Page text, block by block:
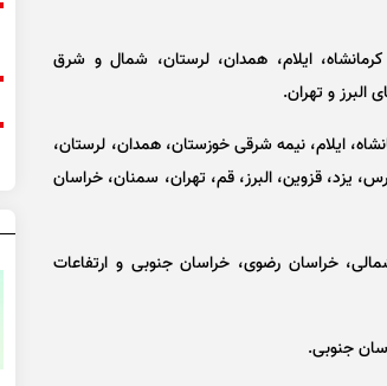
زنجان، کرمانشاه، ایلام، همدان، لرستان، شمال و شرق
البرز و تهران.
کرمانشاه، ایلام، نیمه شرقی خوزستان، همدان، لرستان،
یزد، قزوین، البرز، قم، تهران، سمنان، خراسان
شمالی، خراسان رضوی، خراسان جنوبی و ارتفاعات